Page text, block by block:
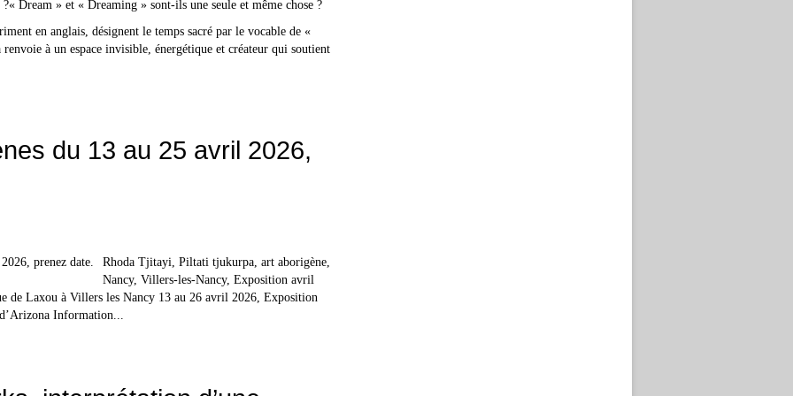
en anglais, désignent le temps sacré par le vocable de «
à un espace invisible, énergétique et créateur qui soutient
du 13 au 25 avril 2026,
Rhoda Tjitayi, Piltati tjukurpa, art aborigène,
Nancy, Villers-les-Nancy, Exposition avril
de Laxou à Villers les Nancy 13 au 26 avril 2026, Exposition
Information...